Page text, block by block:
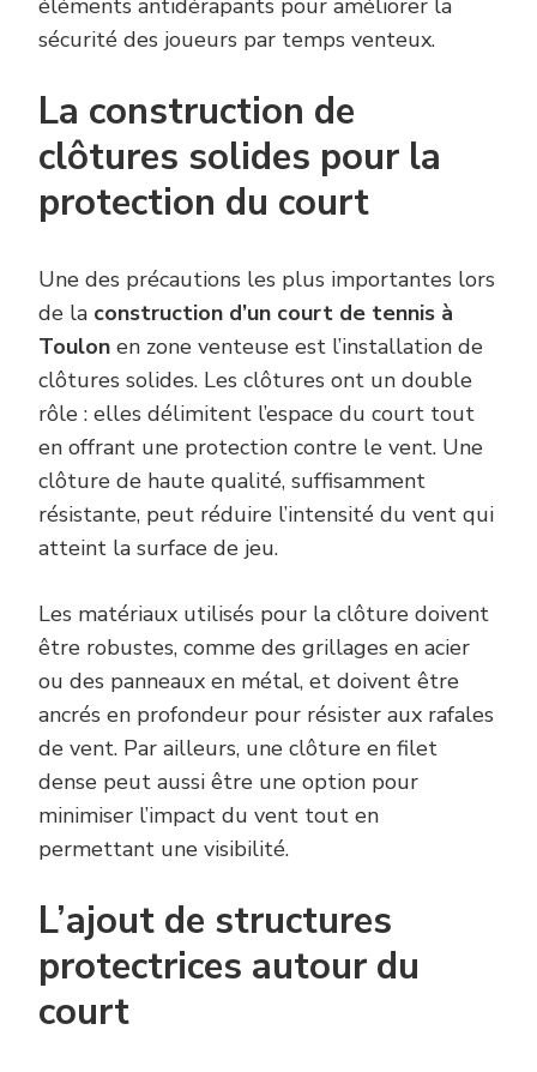
sécurité des joueurs par temps venteux.
La construction de
clôtures solides pour la
protection du court
Une des précautions les plus importantes lors
de la construction d’un court de tennis à
Toulon en zone venteuse est l’installation de
clôtures solides. Les clôtures ont un double
rôle : elles délimitent l’espace du court tout
en offrant une protection contre le vent. Une
clôture de haute qualité, suffisamment
résistante, peut réduire l’intensité du vent qui
atteint la surface de jeu.
Les matériaux utilisés pour la clôture doivent
être robustes, comme des grillages en acier
ou des panneaux en métal, et doivent être
ancrés en profondeur pour résister aux rafales
de vent. Par ailleurs, une clôture en filet
dense peut aussi être une option pour
minimiser l’impact du vent tout en
permettant une visibilité.
L’ajout de structures
protectrices autour du
court